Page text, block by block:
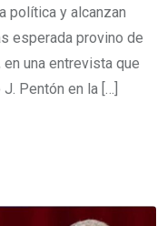
política y alcanzan
esperada provino de
en una entrevista que
Pentón en la […]